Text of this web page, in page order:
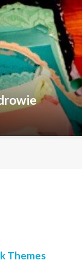
Themes